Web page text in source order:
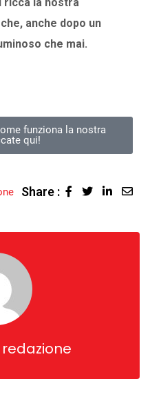
anche dopo un
che mai.
funziona la nostra
qui!
Share :
redazione